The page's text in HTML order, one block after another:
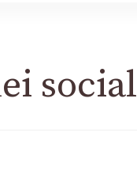
social